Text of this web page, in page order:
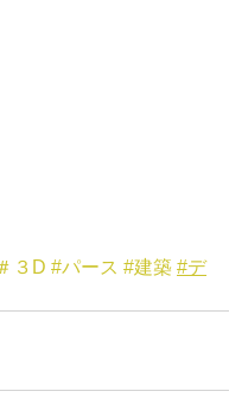
３D #パース #建築 #デ